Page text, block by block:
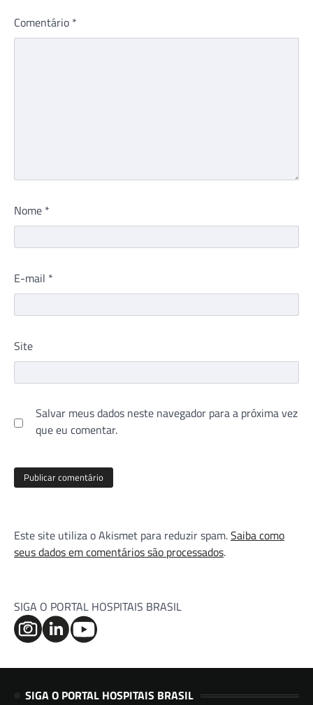
Comentário *
Nome *
E-mail *
Site
Salvar meus dados neste navegador para a próxima vez
que eu comentar.
Este site utiliza o Akismet para reduzir spam.Saiba como
seus dados em comentários são processados.
SIGA O PORTAL HOSPITAIS BRASIL
SIGA O PORTAL HOSPITAIS BRASIL